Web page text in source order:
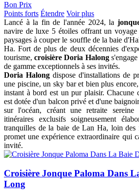
Bon Prix
Points forts Étendre Voir plus
Lancé à la fin de l'année 2024, la
navire de luxe 5 étoiles offrant un
paysages à couper le souffle de la baie
Ha. Fort de plus de deux décennies
tourisme,croisière Doria Halongs'engage
de gamme exceptionnels à ses invités.
Doria Halong dispose d'installations de
une piscine, un sky bar et bien plus
instant à bord est un pur plaisir. Chacune
est dotée d'un balcon privé et d'une
sur l'océan, créant une retraite
itinéraires exclusifs soigneusement
tranquilles de la baie de Lan Ha, loin
promet une expérience extraordinaire qui
invité.
Croisière Jonque Paloma Dans
Long